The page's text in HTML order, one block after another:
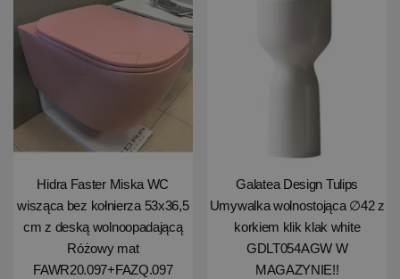
Hidra Faster Miska WC
wisząca bez kołnierza 53x36,5
cm z deską wolnoopadającą
Różowy mat
FAWR20.097+FAZQ.097
Galatea Design Tulips
Umywalka wolnostojąca ∅42 z
korkiem klik klak white
GDLT054AGW W
MAGAZYNIE!!